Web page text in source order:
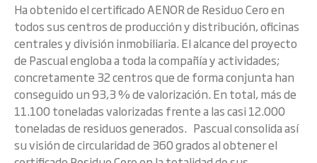
Ha obtenido el certificado AENOR de Residuo Cero en
todos sus centros de producción y distribución, oficinas
centrales y división inmobiliaria. El alcance del proyecto
de Pascual engloba a toda la compañía y actividades;
concretamente 32 centros que de forma conjunta han
conseguido un 93,3 % de valorización. En total, más de
11.100 toneladas valorizadas frente a las casi 12.000
toneladas de residuos generados. Pascual consolida así
su visión de circularidad de 360 grados al obtener el